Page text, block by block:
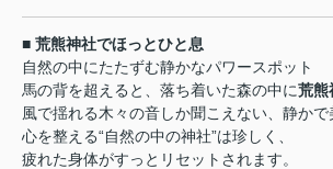
■ 荒熊神社でほっとひと息
自然の中にたたずむ静かなパワースポット
馬の背を超えると、落ち着いた森の中に荒熊
風で揺れる木々の音しか聞こえない、静かで
心を整える“自然の中の神社”は珍しく、
疲れた身体がすっとリセットされます。